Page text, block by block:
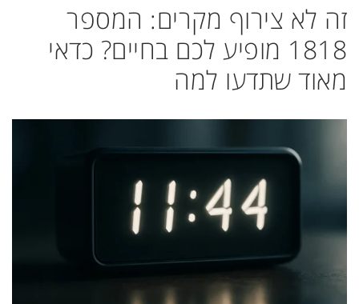
זה לא צירוף מקרים: המספר
1818 מופיע לכם בחיים? כדאי
מאוד שתדעו למה